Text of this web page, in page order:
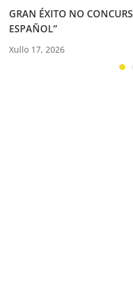
GRAN ÉXITO NO
ESPAÑOL”
Xullo 17, 2026